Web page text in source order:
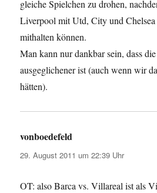
gleiche Spielchen zu drohen,
Liverpool mit Utd, City und
mithalten können.
Man kann nur dankbar sein, dass
ausgeglichener ist (auch wenn wir
hätten).
vonboedefeld
29. August 2011 um 22:39 Uhr
OT: also Barca vs. Villareal ist als